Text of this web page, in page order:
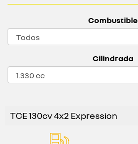
Combustible
Cilindrada
TCE 130cv 4x2 Expression